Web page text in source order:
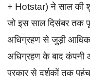
+ Hotstar) ने साल की
जो इस साल दिसंबर तक
अधिग्रहण से जुड़ी
अधिग्रहण के बाद
प्रकार से दर्शकों तक